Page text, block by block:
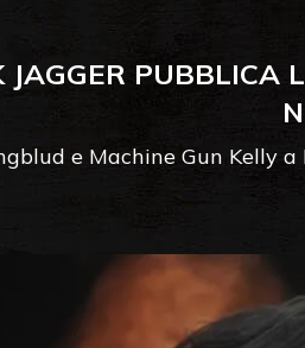
JAGGER PUBBLICA
e Machine Gun Kelly